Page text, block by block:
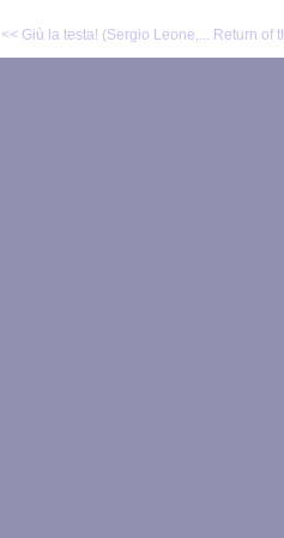
<< Giù la testa! (Sergio Leone,... Return of